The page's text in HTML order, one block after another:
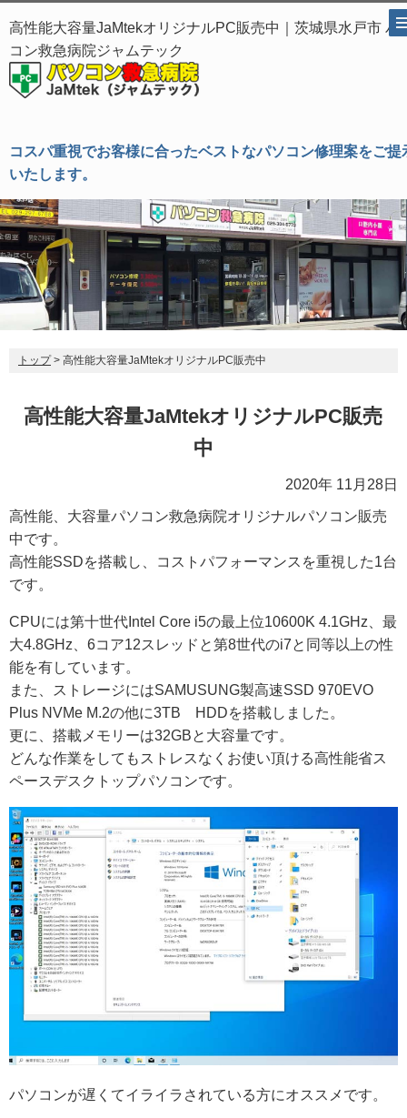
高性能大容量JaMtekオリジナルPC販売中｜茨城県水戸市 パ
コン救急病院ジャムテック
コスパ重視でお客様に合ったベストなパソコン修理案をご提
いたします。
トップ> 高性能大容量JaMtekオリジナルPC販売中
高性能大容量JaMtekオリジナルPC販売
中
2020年 11月28日
高性能、大容量パソコン救急病院オリジナルパソコン販売
中です。
高性能SSDを搭載し、コストパフォーマンスを重視した1台
です。
CPUには第十世代Intel Core i5の最上位10600K 4.1GHz、最
大4.8GHz、6コア12スレッドと第8世代のi7と同等以上の性
能を有しています。
また、ストレージにはSAMUSUNG製高速SSD 970EVO
Plus NVMe M.2の他に3TB HDDを搭載しました。
更に、搭載メモリーは32GBと大容量です。
どんな作業をしてもストレスなくお使い頂ける高性能省ス
ペースデスクトップパソコンです。
パソコンが遅くてイライラされている方にオススメです。